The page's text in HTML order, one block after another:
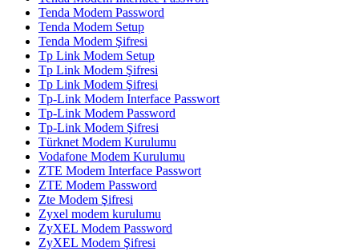
Tenda Modem Password
Tenda Modem Setup
Tenda Modem Şifresi
Tp Link Modem Setup
Tp Link Modem Şifresi
Tp Link Modem Şifresi
Tp-Link Modem Interface Passwort
Tp-Link Modem Password
Tp-Link Modem Şifresi
Türknet Modem Kurulumu
Vodafone Modem Kurulumu
ZTE Modem Interface Passwort
ZTE Modem Password
Zte Modem Şifresi
Zyxel modem kurulumu
ZyXEL Modem Password
ZyXEL Modem Şifresi